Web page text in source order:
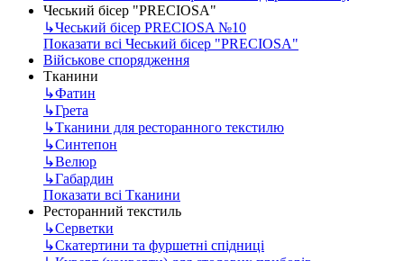
Чеський бісер "PRECIOSA"
↳Чеський бісер PRECIOSA №10
Показати всі Чеський бісер "PRECIOSA"
Військове спорядження
Тканини
↳Фатин
↳Грета
↳Тканини для ресторанного текстилю
↳Синтепон
↳Велюр
↳Габардин
Показати всі Тканини
Ресторанний текстиль
↳Серветки
↳Скатертини та фуршетні спідниці